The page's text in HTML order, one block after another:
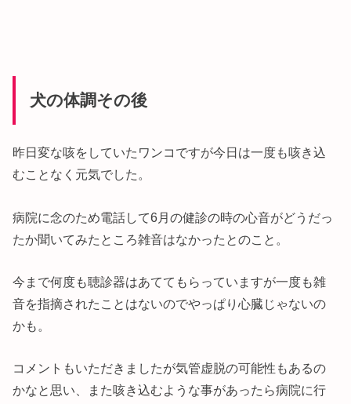
犬の体調その後
昨日変な咳をしていたワンコですが今日は一度も咳き込
むことなく元気でした。
病院に念のため電話して6月の健診の時の心音がどうだっ
たか聞いてみたところ雑音はなかったとのこと。
今まで何度も聴診器はあててもらっていますが一度も雑
音を指摘されたことはないのでやっぱり心臓じゃないの
かも。
コメントもいただきましたが気管虚脱の可能性もあるの
かなと思い、また咳き込むような事があったら病院に行